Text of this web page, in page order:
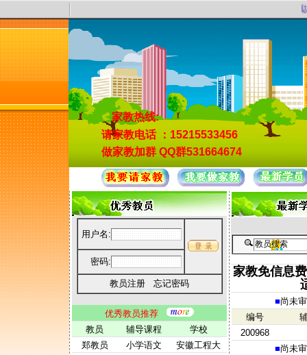
家教热线:
请家教电话 ：15215533456
做家教加群 QQ群531664674
用户名:
密码:
教员注册 忘记密码
优秀教员推荐
教员
辅导课程
学校
郑教员
小学语文
安徽工程大
家教免信息
■尚未
编号
200968
■尚未